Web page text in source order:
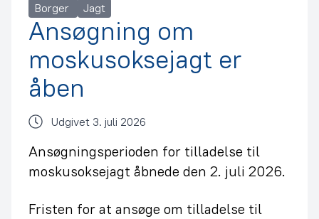
Borger Jagt
Ansøgning om
moskusoksejagt er
åben
Udgivet 3. juli 2026
Ansøgningsperioden for tilladelse til
moskusoksejagt åbnede den 2. juli 2026.
Fristen for at ansøge om tilladelse til